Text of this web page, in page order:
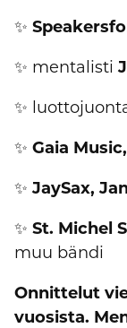
✨
✨ mentalisti
✨
✨ Gaia
✨ JaySax,
✨ St. Michel
muu bändi
Onnittelut
vuosista.